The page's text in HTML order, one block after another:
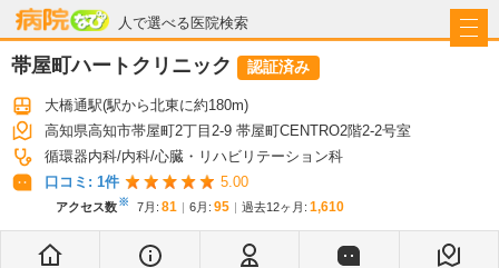
人で選べる医院検索
病院なび
帯屋町ハートクリニック 認証済み
大橋通駅(駅から北東に約180m)
高知県高知市帯屋町2丁目2-9 帯屋町CENTRO2階2-2号室
循環器内科 内科 心臓・リハビリテーション科
口コミ: 1件 5.00
アクセス数※ 7月 : 81 6月 : 95 過去12ヶ月: 1,610